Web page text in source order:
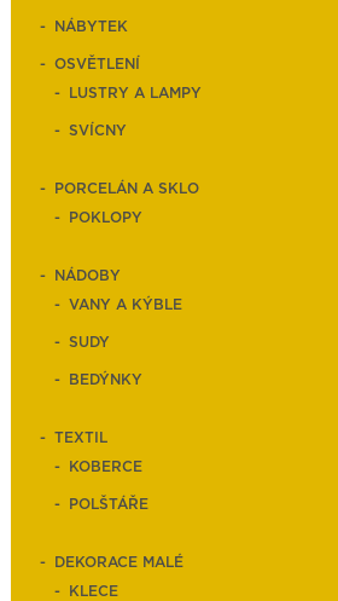
NÁBYTEK
OSVĚTLENÍ
LUSTRY A LAMPY
SVÍCNY
PORCELÁN A SKLO
POKLOPY
NÁDOBY
VANY A KÝBLE
SUDY
BEDÝNKY
TEXTIL
KOBERCE
POLŠTÁŘE
DEKORACE MALÉ
KLECE